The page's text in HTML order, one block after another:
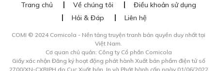
Trang chủ Về chúng tôi
Điều khoản sử dụng
Hỏi & Đáp
Liên hệ
COMI © 2024 Comicola - Nền tảng truyện tranh bản quyền duy nhất tại
Việt Nam.
Cơ quan chủ quản: Công ty Cổ phần Comicola
Giấy xác nhận Đăng ký hoạt động phát hành Xuất bản phẩm điện tử số
2700/XN-CXBIPH do Cục Xuất bản, In và Phát hành cấp ngày 01/06/2022